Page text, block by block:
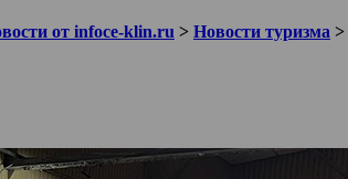
от infoce-klin.ru > Новости туризма >